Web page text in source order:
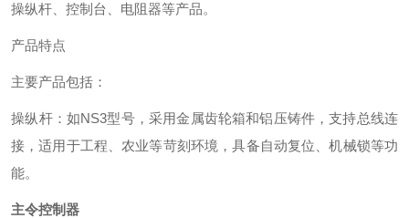
操纵杆、控制台、电阻器等产品。 ‌
产品特点
主要产品包括：
‌操纵杆‌：如NS3型号，采用金属齿轮箱和铝压铸件，支持总线连
接，适用于工程、农业等苛刻环境，具备自动复位、机械锁等功
能。 ‌
主令控制器